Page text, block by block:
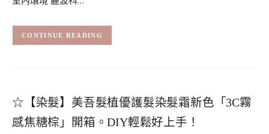
CONTINUE READING
☆【染髮】美吾髮植優護髮染髮霜新色「3C霧
感焦糖棕」開箱。DIY輕鬆好上手！